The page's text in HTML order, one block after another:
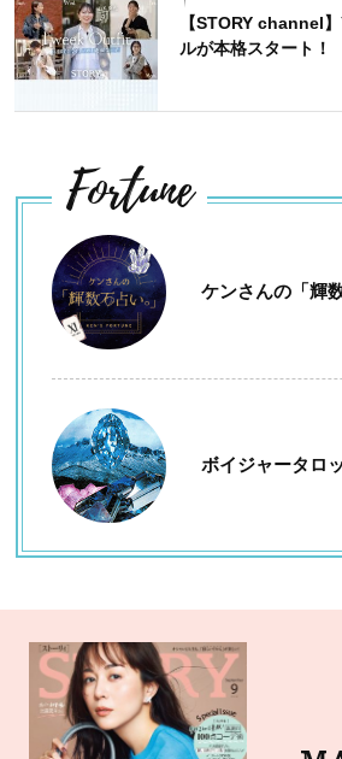
【STORY channel
ルが本格スタート！
Fortune
ケンさんの「輝
ボイジャータロ